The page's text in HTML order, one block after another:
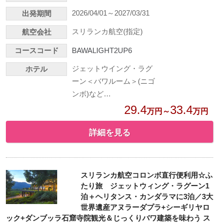
出発期間 2026/04/01～2027/03/31
航空会社 スリランカ航空(指定)
コースコード BAWALIGHT2UP6
ホテル
ジェットウイング・ラグ
ーン＜バワルーム＞(ニゴ
ンボ)など…
29.4万円～33.4万円
詳細を見る
スリランカ航空コロンボ直行便利用☆ふ
たり旅 ジェットウィング・ラグーン1
泊＋ヘリタンス・カンダラマに3泊／3大
世界遺産アヌラーダプラ+シーギリヤロ
ック+ダンブッラ石窟寺院観光＆じっくりバワ建築を味わう ス